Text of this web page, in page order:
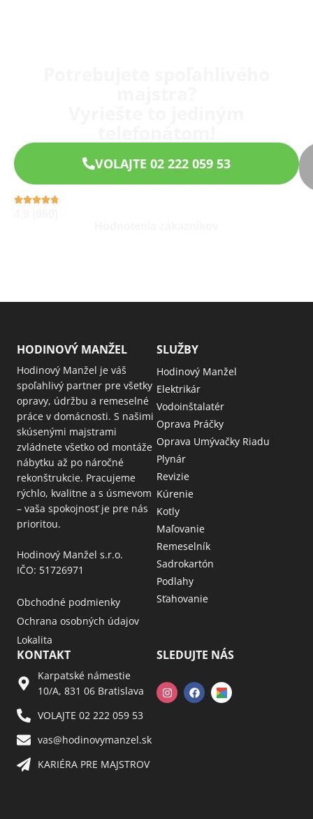
VOLAJTE 02 222 059 53
HODINOVÝ MANŽEL
Hodinový Manžel je váš
spoľahlivý partner pre všetky
opravy, údržbu a remeselné
práce v domácnosti. S našimi
skúsenými majstrami
zvládnete všetko od montáže
nábytku až po náročné
rekonštrukcie. Pracujeme
rýchlo, kvalitne a s úsmevom
– vaša spokojnosť je pre nás
prioritou.
Hodinový Manžel s.r.o.
IČO: 51726971
Obchodné podmienky
Ochrana osobných údajov
Lokalita
SLUŽBY
Hodinový Manžel
Elektrikár
Vodoinštalatér
Oprava Práčky
Oprava Umývačky Riadu
Plynár
Revizie
Kúrenie
Kotly
Maľovanie
Remeselník
Sadrokartón
Podlahy
Sťahovanie
KONTAKT
Karpatské námestie
10/A, 831 06 Bratislava
VOLAJTE 02 222 059 53​
vas@hodinovymanzel.sk​
KARIÉRA PRE MAJSTROV​
SLEDUJTE NÁS